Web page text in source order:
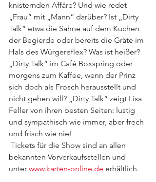
knisternden Affäre? Und wie redet
„Frau“ mit „Mann“ darüber? Ist „Dirty
Talk“ etwa die Sahne auf dem Kuchen
der Begierde oder bereits die Gräte im
Hals des Würgereflex? Was ist heißer?
„Dirty Talk“ im Café Boxspring oder
morgens zum Kaffee, wenn der Prinz
sich doch als Frosch herausstellt und
nicht gehen will? „Dirty Talk“ zeigt Lisa
Feller von ihren besten Seiten: lustig
und sympathisch wie immer, aber frech
und frisch wie nie!
bekannten Vorverkaufsstellen und
unter www.karten-online.de erhältlich.